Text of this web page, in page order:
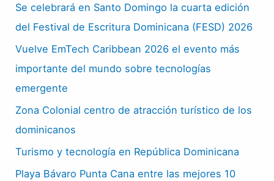
Se celebrará en Santo Domingo la cuarta edición
del Festival de Escritura Dominicana (FESD) 2026
Vuelve EmTech Caribbean 2026 el evento más
importante del mundo sobre tecnologías
emergente
Zona Colonial centro de atracción turístico de los
dominicanos
Turismo y tecnología en República Dominicana
Playa Bávaro Punta Cana entre las mejores 10